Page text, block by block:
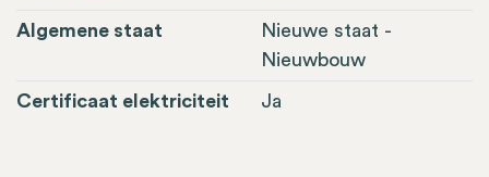
Algemene staat
Nieuwe staat -
Nieuwbouw
Certificaat elektriciteit Ja